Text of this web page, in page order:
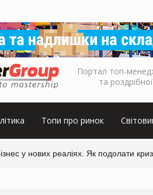
Портал топ-
та
Топи про ринок
у нових реаліях. Як подолати